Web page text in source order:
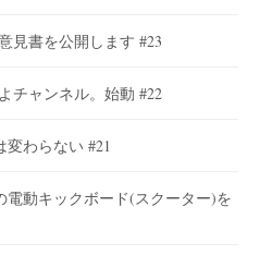
見書を公開します #23
チャンネル。始動 #22
変わらない #21
電動キックボード(スクーター)を